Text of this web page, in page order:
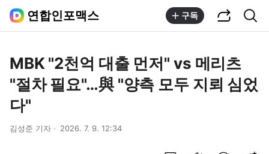
연합인포맥스 구독
MBK "2천억 대출 먼저" vs 메리츠
"절차 필요"…與 "양측 모두 지뢰 심었
다"
김성준 기자 2026. 7. 9. 12:34